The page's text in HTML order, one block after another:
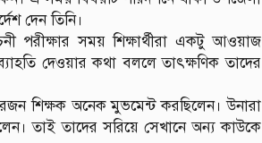
দেন তিনি।
পরীক্ষার সময় শিক্ষার্থীরা একটু আওয়াজ
দেওয়ার কথা বললে তাৎক্ষণিক তাদের
শিক্ষক অনেক মুভমেন্ট করছিলেন। উনারা
তাই তাদের সরিয়ে সেখানে অন্য কাউকে